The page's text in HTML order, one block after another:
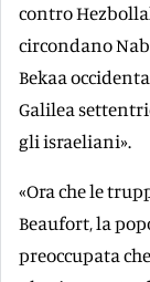
contro
circondano
Bekaa
Galilea
gli israeliani».
«Ora che le
Beaufort, la
preoccupata